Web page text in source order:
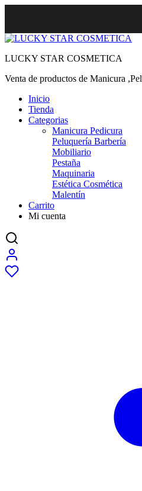
LUCKY STAR COSMETICA
Venta de productos de Manicura
Inicio
Tienda
Categorias
Manicura Pedicura
Peluquería Barbería
Mobiliario
Pestaña
Maquinaria
Estética Cosmética
Malentín
Carrito
Mi cuenta